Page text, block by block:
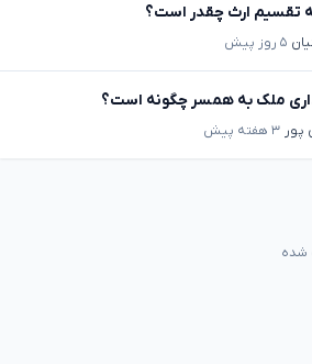
تقسیم ارث چقدر است؟
۵ روز پیش
ملک به همسر چگونه است؟
۳ هفته پیش
شده